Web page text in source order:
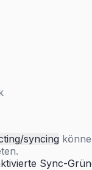
syncing
Sync-